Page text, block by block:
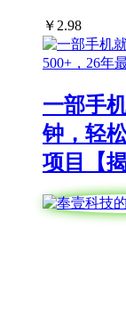
￥ 2.98
一部手
钟，轻
项目【揭